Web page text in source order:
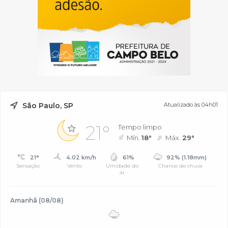
São Paulo, SP Atualizado às 04h01
21°
Tempo limpo
Mín.18° Máx. 29°
21°
Sensação
4.02 km/h
Vento
61%
Umidade do
ar
92% (1.18mm)
Chance de chuva
Amanhã (08/08)